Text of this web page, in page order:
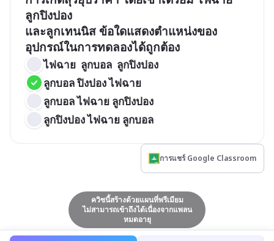
ลูกปิงปอง
และลูกเทนนิส ข้อใดแสดงตำแหน่งของ
ไฟฉาย  ลูกบอล  ลูกปิงปอง
ลูกบอล ปิงปอง ไฟฉาย
ลูกบอล ไฟฉาย ลูกปิงปอง
ลูกปิงปอง ไฟฉาย ลูกบอล
การแชร์ Google Classroom
ควิซนี้สร้างด้วยแผนที่พรีเมียม
ไม่สามารถเข้าถึงได้เนื่องจากแพลน
หมดอายุ